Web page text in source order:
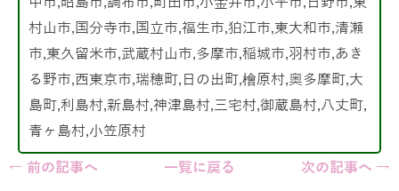
村山市,国分寺市,国立市,福生市,狛江市,東大和市,清瀬
市,東久留米市,武蔵村山市,多摩市,稲城市,羽村市,あき
る野市,西東京市,瑞穂町,日の出町,檜原村,奥多摩町,大
島町,利島村,新島村,神津島村,三宅村,御蔵島村,八丈町,
青ヶ島村,小笠原村
← 前の記事へ
一覧に戻る 次の記事へ →